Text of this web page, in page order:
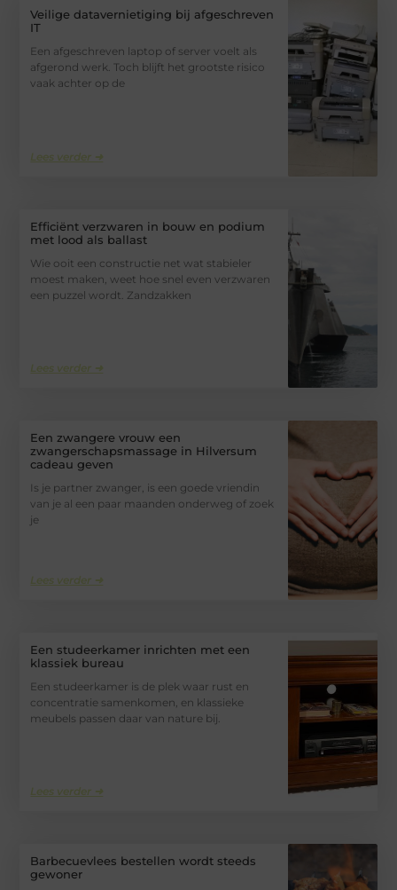
Veilige datavernietiging bij afgeschreven
IT
Een afgeschreven laptop of server voelt als
afgerond werk. Toch blijft het grootste risico
vaak achter op de
Lees verder ➜
Efficiënt verzwaren in bouw en podium
met lood als ballast
Wie ooit een constructie net wat stabieler
moest maken, weet hoe snel even verzwaren
een puzzel wordt. Zandzakken
Lees verder ➜
Een zwangere vrouw een
zwangerschapsmassage in Hilversum
cadeau geven
Is je partner zwanger, is een goede vriendin
van je al een paar maanden onderweg of zoek
je
Lees verder ➜
Een studeerkamer inrichten met een
klassiek bureau
Een studeerkamer is de plek waar rust en
concentratie samenkomen, en klassieke
meubels passen daar van nature bij.
Lees verder ➜
Barbecuevlees bestellen wordt steeds
gewoner